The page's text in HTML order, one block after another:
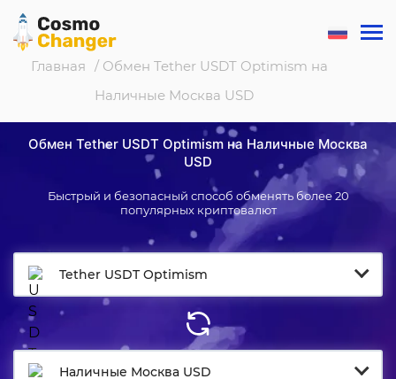
Главная / Обмен Tether USDT Optimism на
Наличные Москва USD
Обмен Tether USDT Optimism на Наличные Москва
USD
Быстрый и безопасный способ обменять более 20
популярных криптовалют
Tether USDT Optimism
Наличные Москва USD